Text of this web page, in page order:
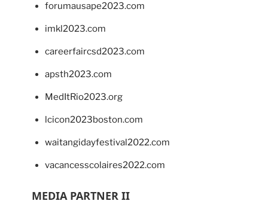
forumausape2023.com
imkl2023.com
careerfaircsd2023.com
apsth2023.com
MedItRio2023.org
lcicon2023boston.com
waitangidayfestival2022.com
vacancesscolaires2022.com
MEDIA PARTNER II